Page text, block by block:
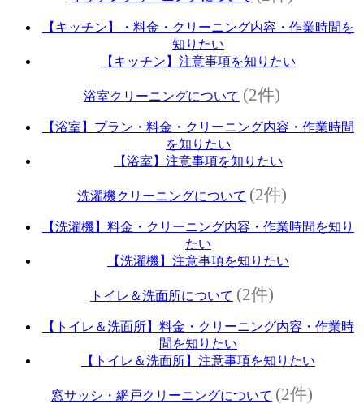
【キッチン】・料金・クリーニング内容・作業時間を
知りたい
【キッチン】注意事項を知りたい
浴室クリーニングについて (2件)
【浴室】プラン・料金・クリーニング内容・作業時間
を知りたい
【浴室】注意事項を知りたい
洗濯機クリーニングについて (2件)
【洗濯機】料金・クリーニング内容・作業時間を知り
たい
【洗濯機】注意事項を知りたい
トイレ＆洗面所について (2件)
【トイレ＆洗面所】料金・クリーニング内容・作業時
間を知りたい
【トイレ＆洗面所】注意事項を知りたい
窓サッシ・網戸クリーニングについて (2件)